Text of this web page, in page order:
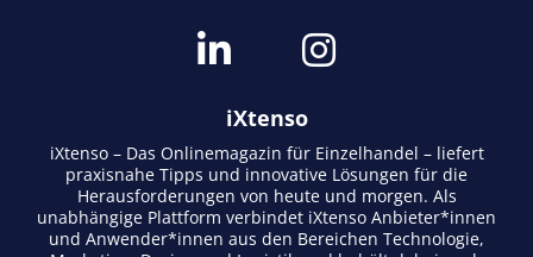
iXtenso
iXtenso – Das Onlinemagazin für Einzelhandel – liefert
praxisnahe Tipps und innovative Lösungen für die
Herausforderungen von heute und morgen. Als
unabhängige Plattform verbindet iXtenso Anbieter*innen
und Anwender*innen aus den Bereichen Technologie,